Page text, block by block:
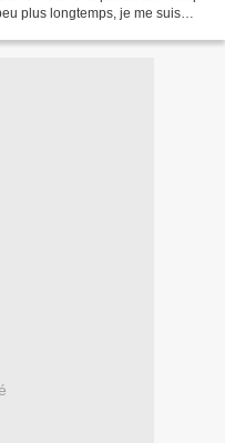
plus longtemps, je me suis